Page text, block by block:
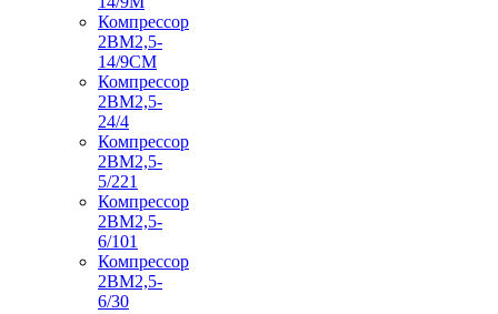
Компрессор
2ВМ2,5-
14/9СМ
Компрессор
2ВМ2,5-
24/4
Компрессор
2ВМ2,5-
5/221
Компрессор
2ВМ2,5-
6/101
Компрессор
2ВМ2,5-
6/30